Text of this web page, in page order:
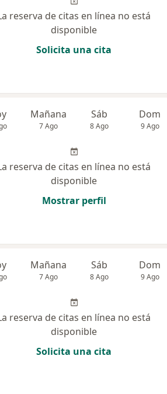
reserva de citas en línea no está
disponible
Solicita una cita
Mañana
7 Ago
Sáb
8 Ago
Dom
9 Ago
reserva de citas en línea no está
disponible
Mostrar perfil
Mañana
7 Ago
Sáb
8 Ago
Dom
9 Ago
reserva de citas en línea no está
disponible
Solicita una cita